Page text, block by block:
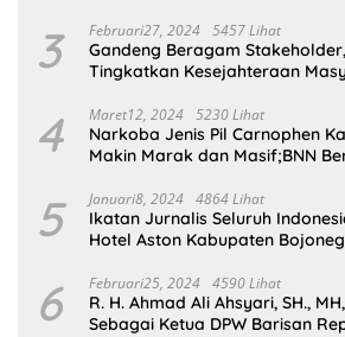
3 Februari27, 2024 5457 Lihat
Gandeng Beragam
Tingkatkan Kesejahteraan
4 Maret12, 2024 5230 Lihat
Narkoba Jenis Pil Carnophen
Makin Marak dan Masif;BNN
5 Januari8, 2024 4864 Lihat
Ikatan Jurnalis Seluruh
Hotel Aston Kabupaten
6 Februari25, 2024 4590 Lihat
R. H. Ahmad Ali Ahsyari, SH.,
Sebagai Ketua DPW Barisan